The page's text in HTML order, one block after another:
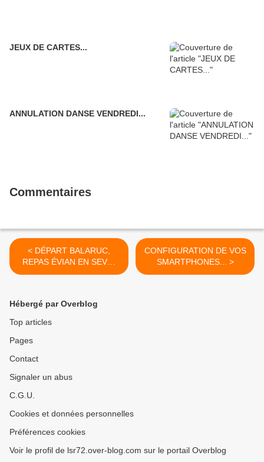
JEUX DE CARTES...
ANNULATION DANSE VENDREDI...
Commentaires
< DÉPART BALARUC,
REPAS ÉVIAN EN SEV…
CONFIGURATION DE VOS
SMARTPHONES... >
Hébergé par Overblog
Top articles
Pages
Contact
Signaler un abus
C.G.U.
Cookies et données personnelles
Préférences cookies
Voir le profil de lsr72.over-blog.com sur le portail Overblog